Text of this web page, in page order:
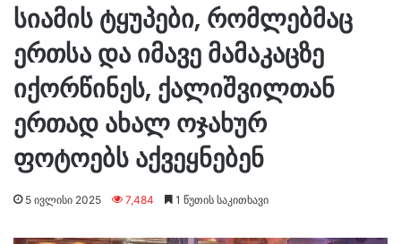
სიამის ტყუპები, რომლებმაც
ერთსა და იმავე მამაკაცზე
იქორწინეს, ქალიშვილთან
ერთად ახალ ოჯახურ
ფოტოებს აქვეყნებენ
5 ივლისი 2025 7,484 1 წუთის საკითხავი